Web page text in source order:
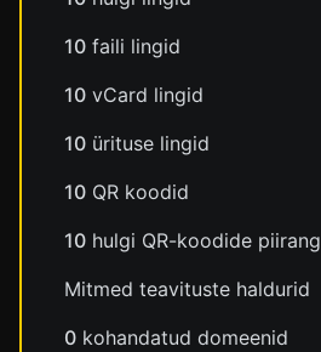
10 faili lingid
10 vCard lingid
10 ürituse lingid
10 QR koodid
10 hulgi QR-koodide piirang
Mitmed teavituste haldurid
0 kohandatud domeenid